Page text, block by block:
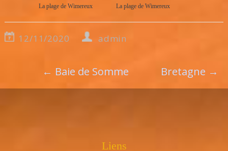
La plage de Wimereux La plage de Wimereux
12/11/2020 admin
← Baie de Somme Bretagne →
Liens